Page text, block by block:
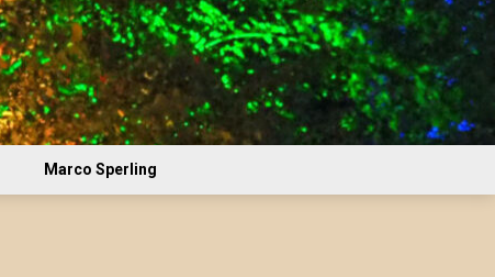
Marco Sperling